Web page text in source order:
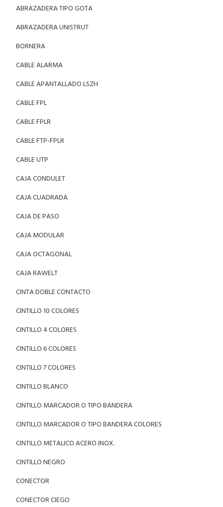
ABRAZADERA TIPO GOTA
ABRAZADERA UNISTRUT
BORNERA
CABLE ALARMA
CABLE APANTALLADO LSZH
CABLE FPL
CABLE FPLR
CABLE FTP-FPLR
CABLE UTP
CAJA CONDULET
CAJA CUADRADA
CAJA DE PASO
CAJA MODULAR
CAJA OCTAGONAL
CAJA RAWELT
CINTA DOBLE CONTACTO
CINTILLO 10 COLORES
CINTILLO 4 COLORES
CINTILLO 6 COLORES
CINTILLO 7 COLORES
CINTILLO BLANCO
CINTILLO MARCADOR O TIPO BANDERA
CINTILLO MARCADOR O TIPO BANDERA COLORES
CINTILLO METALICO ACERO INOX.
CINTILLO NEGRO
CONECTOR
CONECTOR CIEGO